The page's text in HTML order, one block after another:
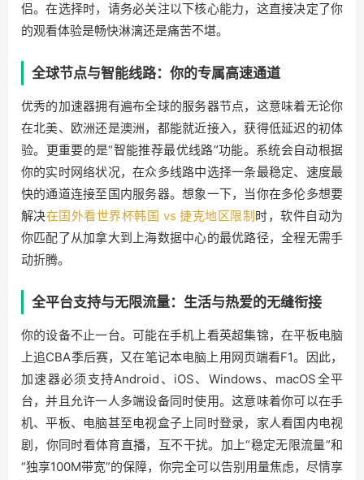
侣。在选择时，请务必关注以下核心能力，这直接决定了你
的观看体验是畅快淋漓还是痛苦不堪。
全球节点与智能线路：你的专属高速通道
优秀的加速器拥有遍布全球的服务器节点，这意味着无论你
在北美、欧洲还是澳洲，都能就近接入，获得低延迟的初体
验。更重要的是“智能推荐最优线路”功能。系统会自动根据
你的实时网络状况，在众多线路中选择一条最稳定、速度最
快的通道连接至国内服务器。想象一下，当你在多伦多想要
解决在国外看世界杯韩国 vs 捷克地区限制时，软件自动为
你匹配了从加拿大到上海数据中心的最优路径，全程无需手
动折腾。
全平台支持与无限流量：生活与热爱的无缝衔接
你的设备不止一台。可能在手机上看英超集锦，在平板电脑
上追CBA季后赛，又在笔记本电脑上用网页端看F1。因此，
加速器必须支持Android、iOS、Windows、macOS全平
台，并且允许一人多端设备同时使用。这意味着你可以在手
机、平板、电脑甚至电视盒子上同时登录，家人看国内电视
剧，你同时看体育直播，互不干扰。加上“稳定无限流量”和
“独享100M带宽”的保障，你完全可以告别用量焦虑，尽情享